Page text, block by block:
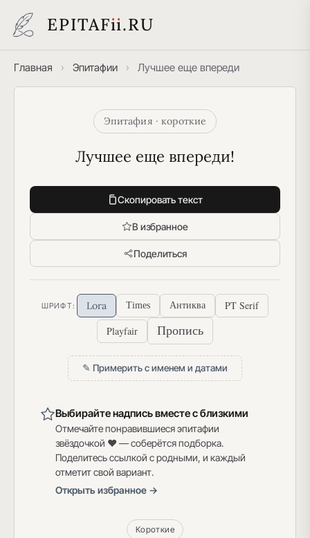
EPITAFii.RU
Главная › Эпитафии › Лучшее еще впереди
Эпитафия · короткие
Лучшее еще впереди!
Скопировать текст
В избранное
Поделиться
ШРИФТ: Lora Times Антиква
PT Serif
Playfair
Пропись
✎ Примерить с именем и датами
Выбирайте надпись вместе с близкими
Отмечайте понравившиеся эпитафии
звёздочкой ♥ — соберётся подборка.
Поделитесь ссылкой с родными, и каждый
отметит свой вариант.
Открыть избранное →
Короткие